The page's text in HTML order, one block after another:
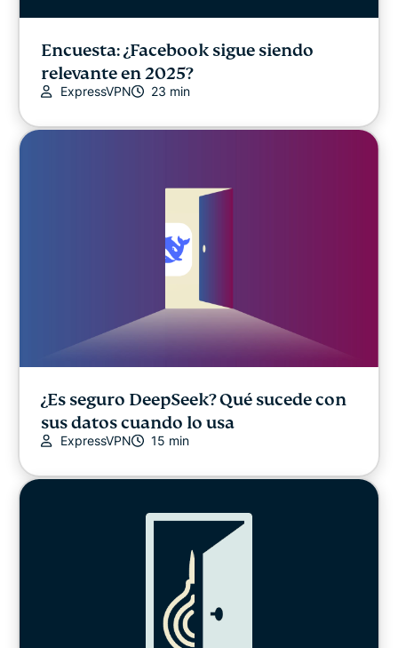
Encuesta: ¿Facebook sigue siendo
relevante en 2025?
ExpressVPN 23 min
¿Es seguro DeepSeek? Qué sucede con
sus datos cuando lo usa
ExpressVPN 15 min